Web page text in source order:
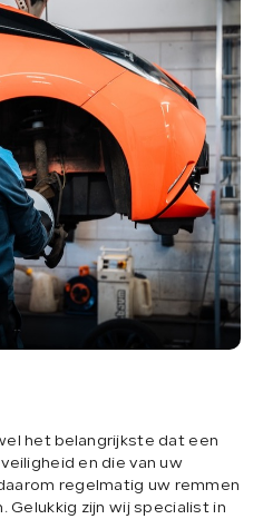
het belangrijkste dat een
en die van uw
regelmatig uw remmen
zijn wij specialist in